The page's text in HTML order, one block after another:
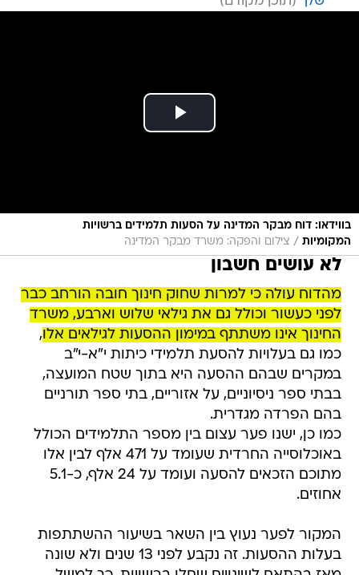
בווידאו: דוח מבקר המדינה על הסעות תלמידים ברשויות
המקומיות / צילום והפקה: משרד מבקר המדינה
לא עושים חשבון
מהדוח עולה כי למרות שחוק חינוך חובה הורחב כבר
לפני כעשור וכולל גם את גילאי שלוש וארבע, משרד
החינוך אינו משתתף במימון ההסעות לגילאים אלו,
כמו גם בעלויות להסעת תלמידי כיתות י"א-י"ב
במקרים שבהם ההסעה היא בתוך שטח המועצה,
בבתי ספר ניסיוניים, על אזוריים, בתי ספר תורניים
בהם הפרדה מגדרית.
כמו כן, ישנו פער עצום בין מספר התלמידים הכולל
באוכלוסייה החרדית שעומד על 471 אלף לבין אלו
מתוכם הזכאים להסעה ועומד על 24 אלף, כ-5.1
אחוזים.
המקור לפער נעוץ בין השאר בשיעור ההשתתפות
בעלות ההסעות. זה נקבע לפני 13 שנים ולא שונה